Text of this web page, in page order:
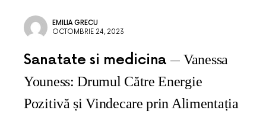
EMILIA GRECU
OCTOMBRIE 24, 2023
Sanatate si medicina
Vanessa
Youness: Drumul Către Energie
Pozitivă și Vindecare prin Alimentația